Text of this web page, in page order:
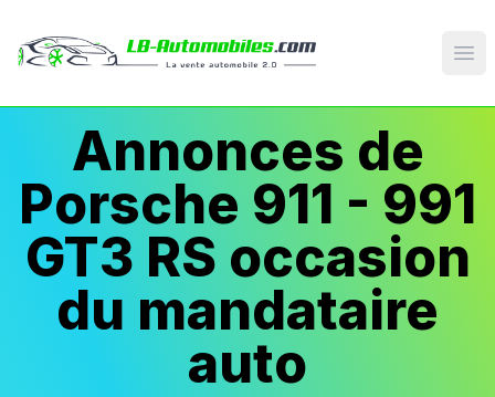
Annonces de
Porsche 911 - 991
GT3 RS occasion
du mandataire
auto